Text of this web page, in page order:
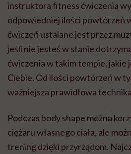
instruktora fitness ćwiczenia
odpowiedniej ilości powtórzeń
ćwiczeń ustalane jest przez
jeśli nie jesteś w stanie
ćwiczenia w takim tempie, jakie
Ciebie. Od ilości powtórzeń w
ważniejsza prawidłowa
Podczas body shape można
ciężaru własnego ciała, ale
trening dzięki przyrządom.